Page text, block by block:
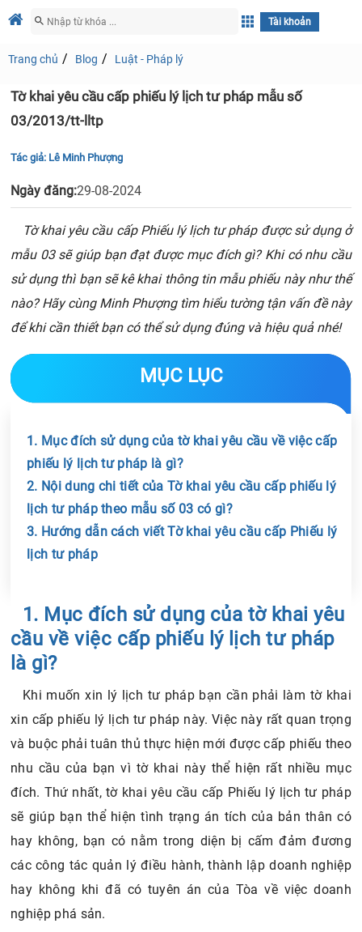
Tài khoản
Trang chủ Blog Luật - Pháp lý
Tờ khai yêu cầu cấp phiếu lý lịch tư pháp mẫu số
03/2013/tt-lltp
Tác giả: Lê Minh Phượng
Ngày đăng:29-08-2024
Tờ khai yêu cầu cấp Phiếu lý lịch tư pháp được sử dụng ở
mẫu 03 sẽ giúp bạn đạt được mục đích gì? Khi có nhu cầu
sử dụng thì bạn sẽ kê khai thông tin mẫu phiếu này như thế
nào? Hãy cùng Minh Phượng tìm hiểu tường tận vấn đề này
để khi cần thiết bạn có thể sử dụng đúng và hiệu quả nhé!
MỤC LỤC
1. Mục đích sử dụng của tờ khai yêu cầu về việc cấp
phiếu lý lịch tư pháp là gì?
2. Nội dung chi tiết của Tờ khai yêu cầu cấp phiếu lý
lịch tư pháp theo mẫu số 03 có gì?
3. Hướng dẫn cách viết Tờ khai yêu cầu cấp Phiếu lý
lịch tư pháp
Chia sẻ tin với bạn bè
1. Mục đích sử dụng của tờ khai yêu
cầu về việc cấp phiếu lý lịch tư pháp
là gì?
Khi muốn xin lý lịch tư pháp bạn cần phải làm tờ khai
xin cấp phiếu lý lịch tư pháp này. Việc này rất quan trọng
và buộc phải tuân thủ thực hiện mới được cấp phiếu theo
nhu cầu của bạn vì tờ khai này thể hiện rất nhiều mục
đích. Thứ nhất, tờ khai yêu cầu cấp Phiếu lý lịch tư pháp
sẽ giúp bạn thể hiện tình trạng án tích của bản thân có
hay không, bạn có nằm trong diện bị cấm đảm đương
các công tác quản lý điều hành, thành lập doanh nghiệp
hay không khi đã có tuyên án của Tòa về việc doanh
nghiệp phá sản.